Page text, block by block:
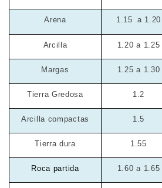
Arena 1.15 a 1.20
Arcilla 1.20 a 1.25
Margas 1.25 a 1.30
Tierra Gredosa 1.2
Arcilla compactas 1.5
Tierra dura 1.55
Roca partida 1.60 a 1.65